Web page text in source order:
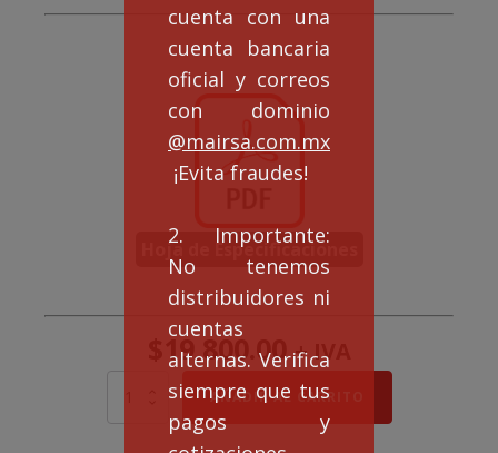
cuenta con una
cuenta bancaria
oficial y correos
con dominio
@mairsa.com.mx
¡Evita fraudes!
2. Importante:
No tenemos
distribuidores ni
cuentas
alternas. Verifica
siempre que tus
pagos y
Hoja de Especificaciones
19,800.00 + IVA
AÑADIR AL CARRITO